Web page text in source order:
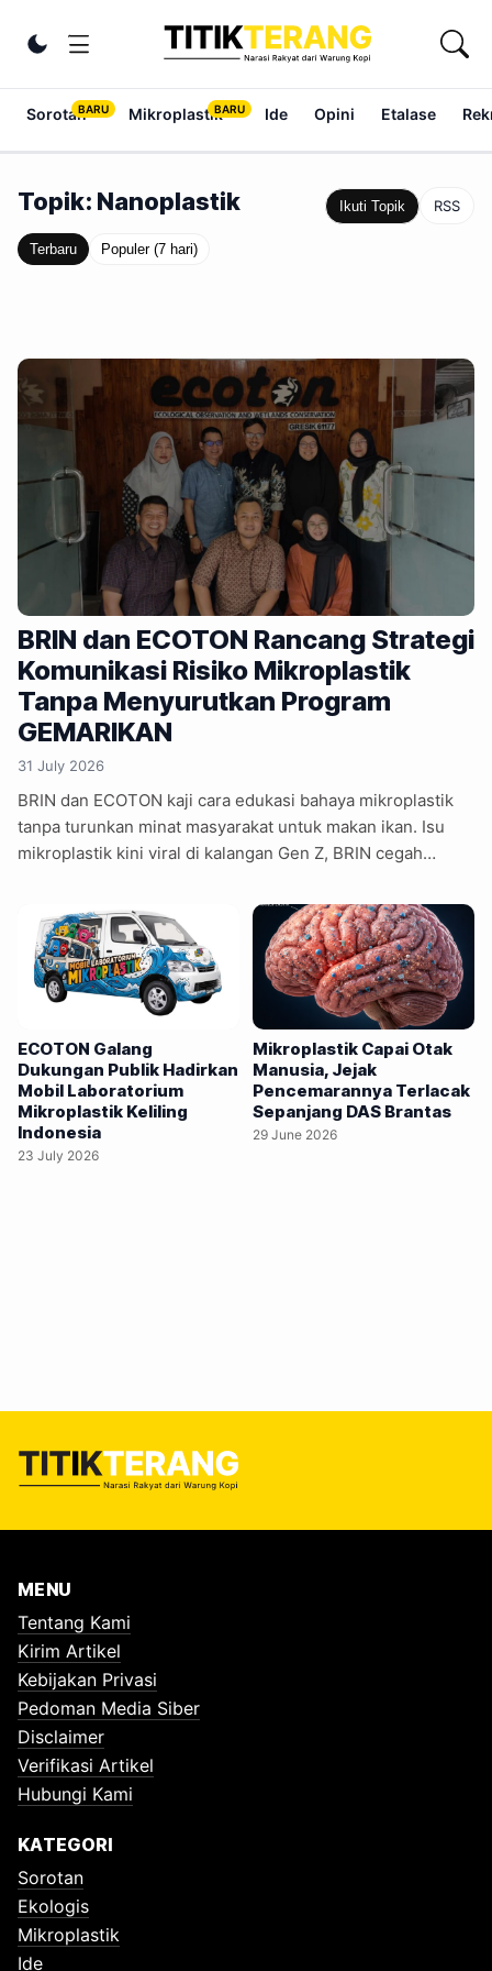
Ubah tema
Sorotan Mikroplastik Ide Opini Etalase
Topik: Nanoplastik Ikuti Topik RSS
Terbaru Populer (7 hari)
BRIN dan ECOTON Rancang Strategi
Komunikasi Risiko Mikroplastik
Tanpa Menyurutkan Program
GEMARIKAN
31 July 2026
BRIN dan ECOTON kaji cara edukasi bahaya mikroplastik
tanpa turunkan minat masyarakat untuk makan ikan. Isu
mikroplastik kini viral di kalangan Gen Z, BRIN cegah
mikroplastik kini kian nyata dan belum ada regulasi, namun
edukasi publik harus hindari kepanikan. Strategi
komunikasi baru BRIN hadirkan fakta sains mikroplastik
secara transparan tanpa mengorbankan gizi konsumsi
ikan. ECOTON tegas menyatakan paparan mikroplastik
berasal dari udara hingga makanan, publik butuh edukasi
paling tepat. MENINGKATNYA kesadaran publik mengenai
bahaya mikroplastik, khususnya di kalangan generasi
muda melalui media sosial, berpotensi memicu
kekhawatiran berlebihan terhadap keamanan pangan laut.
Merespons kondisi tersebut,…
ECOTON Galang
Dukungan Publik Hadirkan
Mobil Laboratorium
Mikroplastik Keliling
Indonesia
23 July 2026
Mikroplastik Capai Otak
Manusia, Jejak
Pencemarannya Terlacak
Sepanjang DAS Brantas
29 June 2026
MENU
Tentang Kami
Kirim Artikel
Kebijakan Privasi
Pedoman Media Siber
Disclaimer
Verifikasi Artikel
Hubungi Kami
KATEGORI
Sorotan
Ekologis
Mikroplastik
Ide